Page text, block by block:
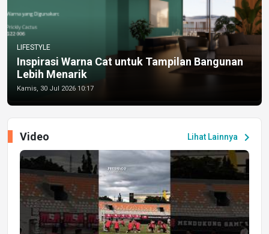
LIFESTYLE
Inspirasi Warna Cat untuk Tampilan Bangunan
Lebih Menarik
Kamis, 30 Jul 2026 10:17
Lihat Lainnya chevron_right
Video